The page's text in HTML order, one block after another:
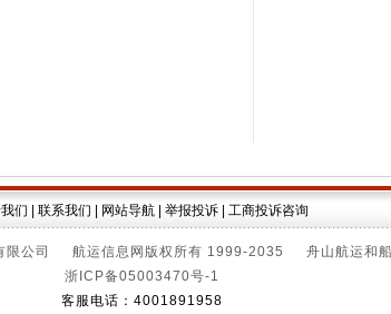
们 联系我们 网站导航 举报投诉 工商投诉咨询
限公司 航运信息网版权所有 1999-2035 舟山航运和船
浙ICP备05003470号-1
客服电话：4001891958